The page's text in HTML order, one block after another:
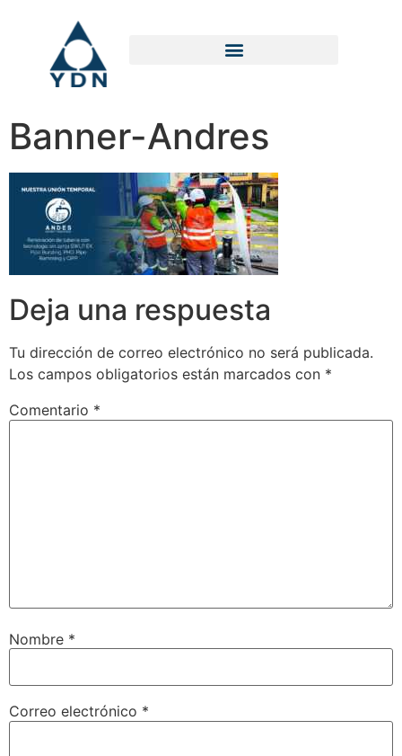
Banner-Andres
Deja una respuesta
Tu dirección de correo electrónico no será publicada.
Los campos obligatorios están marcados con *
Comentario *
Nombre *
Correo electrónico *